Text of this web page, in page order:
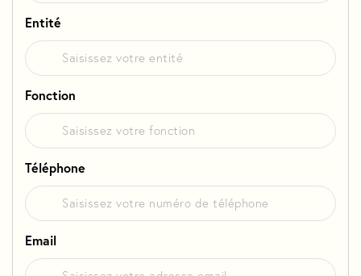
Entité
Fonction
Téléphone
Email